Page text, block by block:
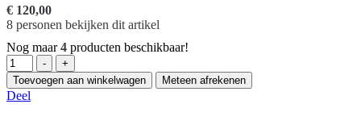
€ 120,00
8 personen bekijken dit artikel
Nog maar4 producten beschikbaar!
Hoeveelheid
-
+
Toevoegen aan winkelwagen
Meteen afrekenen
Deel